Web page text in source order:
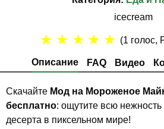
icecream
Описание FAQ Видео
★ ★ ★ ★ ★ (1 голос,
Скачайте Мод на Мороженое
бесплатно: ощутите всю нежность
десерта в пиксельном мире!